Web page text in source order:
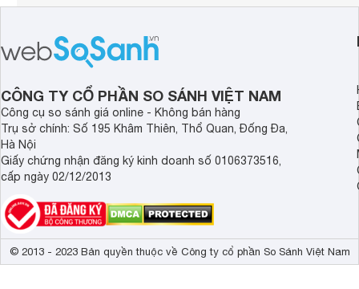
CÔNG TY CỔ PHẦN SO SÁNH VIỆT NAM
Công cụ so sánh giá online - Không bán hàng
Trụ sở chính: Số 195 Khâm Thiên, Thổ Quan, Đống Đa,
Hà Nội
Giấy chứng nhận đăng ký kinh doanh số 0106373516,
cấp ngày 02/12/2013
© 2013 - 2023 Bản quyền thuộc về Công ty cổ phần So Sánh Việt Nam